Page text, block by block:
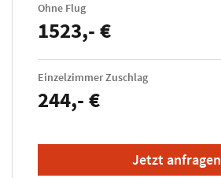
Ohne Flug
1523,- €
Einzelzimmer Zuschlag
244,- €
Jetzt anfragen